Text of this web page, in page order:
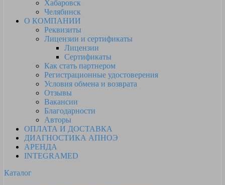
Хабаровск
Челябинск
О КОМПАНИИ
Реквизиты
Лицензии и сертификаты
Лицензии
Сертификаты
Как стать партнером
Регистрационные удостоверения
Условия обмена и возврата
Отзывы
Вакансии
Благодарности
Авторы
ОПЛАТА И ДОСТАВКА
ДИАГНОСТИКА АПНОЭ
АРЕНДА
INTEGRAMED
Каталог